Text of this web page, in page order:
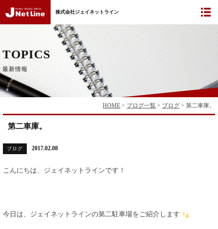
株式会社ジェイネットライン
TOPICS
最新情報
HOME > ブログ一覧 > ブログ > 第二車庫。
第二車庫。
ブログ 2017.02.08
こんにちは、ジェイネットラインです！
今日は、ジェイネットラインの第二駐車場をご紹介します